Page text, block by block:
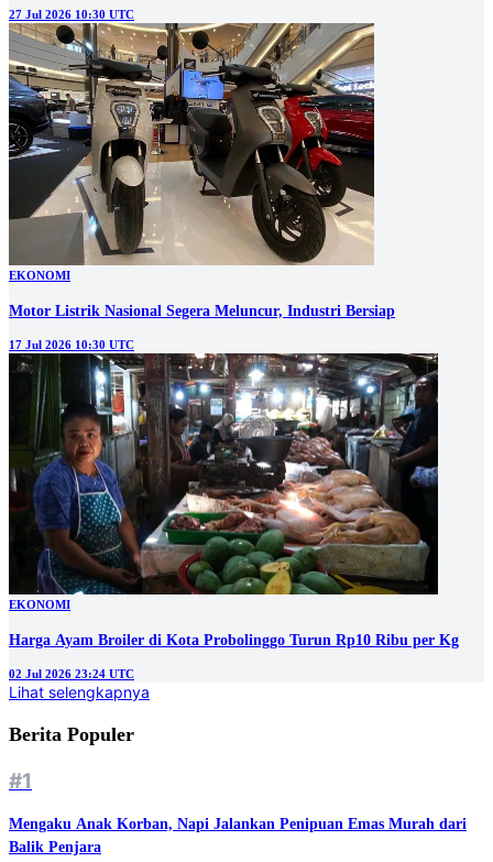
27 Jul 2026 10:30 UTC
EKONOMI
Motor Listrik Nasional Segera Meluncur, Industri Bersiap
17 Jul 2026 10:30 UTC
EKONOMI
Harga Ayam Broiler di Kota Probolinggo Turun Rp10 Ribu per Kg
02 Jul 2026 23:24 UTC
Lihat selengkapnya
Berita Populer
#1
Mengaku Anak Korban, Napi Jalankan Penipuan Emas Murah dari
Balik Penjara